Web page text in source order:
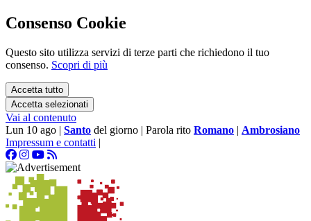
Consenso Cookie
Questo sito utilizza servizi di terze parti che richiedono il tuo
consenso. Scopri di più
Accetta tutto
Accetta selezionati
Vai al contenuto
Lun 10 ago | Santo del giorno | Parola rito Romano | Ambrosiano
Impressum e contatti |